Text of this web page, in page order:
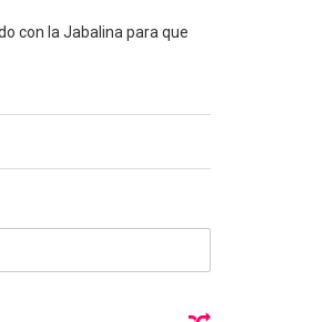
con la Jabalina para que